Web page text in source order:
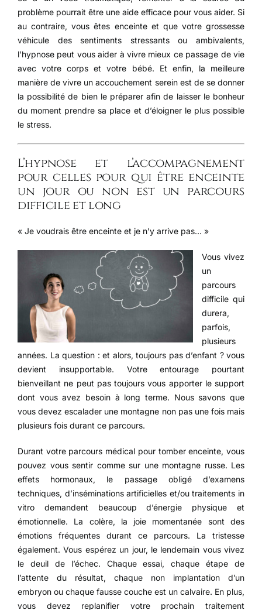
problème pourrait être une aide efficace pour vous aider. Si
au contraire, vous êtes enceinte et que votre grossesse
véhicule des sentiments stressants ou ambivalents,
l’hypnose peut vous aider à vivre mieux ce passage de vie
avec votre corps et votre bébé. Et enfin, la meilleure
manière de vivre un accouchement serein est de se donner
la possibilité de bien le préparer afin de laisser le bonheur
du moment prendre sa place et d’éloigner le plus possible
le stress.
L’hypnose et l’accompagnement
pour celles pour qui être enceinte
un jour ou non est un parcours
difficile et long
« Je voudrais être enceinte et je n’y arrive pas… »
Vous vivez
un
parcours
difficile qui
durera,
parfois,
plusieurs
années. La question : et alors, toujours pas d’enfant ? vous
devient insupportable. Votre entourage pourtant
bienveillant ne peut pas toujours vous apporter le support
dont vous avez besoin à long terme. Nous savons que
vous devez escalader une montagne non pas une fois mais
plusieurs fois durant ce parcours.
Durant votre parcours médical pour tomber enceinte, vous
pouvez vous sentir comme sur une montagne russe. Les
effets hormonaux, le passage obligé d’examens
techniques, d’inséminations artificielles et/ou traitements in
vitro demandent beaucoup d’énergie physique et
émotionnelle. La colère, la joie momentanée sont des
émotions fréquentes durant ce parcours. La tristesse
également. Vous espérez un jour, le lendemain vous vivez
le deuil de l’échec. Chaque essai, chaque étape de
l’attente du résultat, chaque non implantation d’un
embryon ou chaque fausse couche est un calvaire. En plus,
vous devez replanifier votre prochain traitement